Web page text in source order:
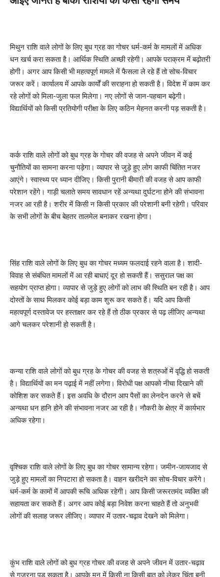
मिथुन राशि वाले लोगों के लिए बुध ग्रह का गोचर धर्म-कर्म के मामलों में अधिक
धन खर्च करा सकता है। आर्थिक स्थिति अच्छी रहेगी। आपके पराक्रम में बढ़ोतरी
होगी। अगर आप किसी भी महत्वपूर्ण मामले में फैसला ले रहे हैं तो सोच-विचार
जरूर करें। कार्यालय में आपके कार्यों की सराहना हो सकती है। विदेश में काम कर
रहे लोगों को मिला-जुला फल मिलेगा। नए लोगों से जान-पहचान बढ़ेगी।
विद्यार्थियों को किसी प्रतियोगी परीक्षा के लिए कठिन मेहनत करनी पड़ सकती है।
कर्क राशि वाले लोगों को बुध ग्रह के गोचर की वजह से अपने जीवन में कई
चुनौतियों का सामना करना पड़ेगा। व्यापार से जुड़े हुए लोग काफी चिंतित नजर
आएंगे। स्वास्थ्य पर ध्यान दीजिए। किसी पुरानी बीमारी की वजह से आप काफी
परेशान रहेंगे। गाड़ी चलाते समय सावधान रहें अन्यथा दुर्घटना होने की संभावना
नजर आ रही है। शरीर में किसी न किसी प्रकार की परेशानी बनी रहेगी। परिवार
के सभी लोगों के बीच बेहतर तालमेल बनाकर रखना होगा।
सिंह राशि वाले लोगों के लिए बुध का गोचर मध्यम फलदाई रहने वाला है। शादी-
विवाह से संबंधित मामलों में आ रही बाधाएं दूर हो सकती हैं। ससुराल पक्ष का
सहयोग प्राप्त होगा। व्यापार से जुड़े हुए लोगों को लाभ की स्थिति बन रही है। आप
दोस्तों के साथ मिलकर कोई बड़ा काम शुरू कर सकते हैं। यदि आप किसी
महत्वपूर्ण दस्तावेज पर हस्ताक्षर कर रहे हैं तो ठीक प्रकार से पढ़ लीजिए अन्यथा
आगे चलकर परेशानी हो सकती है।
कन्या राशि वाले लोगों को बुध ग्रह के गोचर की वजह से शत्रुओं में वृद्धि हो सकती
है। विद्यार्थियों का मन पढ़ाई में नहीं लगेगा। विरोधी पक्ष आपको नीचा दिखाने की
कोशिश कर सकते हैं। इस अवधि के दौरान आप पैसों का लेनदेन करने से बचें
अन्यथा धन हानि होने की संभावना नजर आ रही है। नौकरी के क्षेत्र में कार्यभार
अधिक रहेगा।
वृश्चिक राशि वाले लोगों के लिए बुध का गोचर सामान्य रहेगा। जमीन-जायजाद से
जुड़े हुए मामलों का निपटारा हो सकता है। वाहन खरीदने का सोच-विचार करेंगे।
धर्म-कर्म के कामों में आपकी रूचि अधिक रहेगी। आप किसी जरूरतमंद व्यक्ति की
सहायता कर सकते हैं। अगर आप कोई बड़ा निवेश करना चाहते हैं तो अनुभवी
लोगों की सलाह जरूर लीजिए। व्यापार में उतार-चढ़ाव देखने को मिलेगा।
कुंभ राशि वाले लोगों को बुध ग्रह गोचर की वजह से अपने जीवन में उतार-चढ़ाव
से गुजरना पड़ सकता है। आपके मन में किसी ना किसी बात को लेकर चिंता बनी